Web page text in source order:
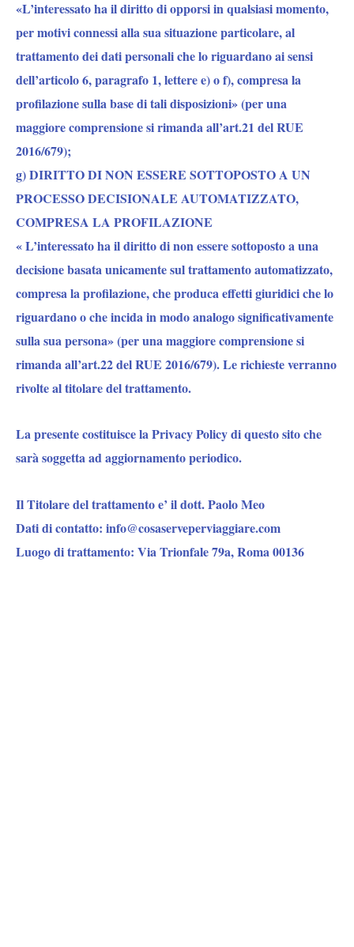
«L’interessato ha il diritto di opporsi in qualsiasi momento,
per motivi connessi alla sua situazione particolare, al
trattamento dei dati personali che lo riguardano ai sensi
dell’articolo 6, paragrafo 1, lettere e) o f), compresa la
profilazione sulla base di tali disposizioni» (per una
maggiore comprensione si rimanda all’art.21 del RUE
2016/679);
g) DIRITTO DI NON ESSERE SOTTOPOSTO A UN
PROCESSO DECISIONALE AUTOMATIZZATO,
COMPRESA LA PROFILAZIONE
« L’interessato ha il diritto di non essere sottoposto a una
decisione basata unicamente sul trattamento automatizzato,
compresa la profilazione, che produca effetti giuridici che lo
riguardano o che incida in modo analogo significativamente
sulla sua persona» (per una maggiore comprensione si
rimanda all’art.22 del RUE 2016/679). Le richieste verranno
rivolte al titolare del trattamento.
La presente costituisce la Privacy Policy di questo sito che
sarà soggetta ad aggiornamento periodico.
Il Titolare del trattamento e’ il dott. Paolo Meo
Dati di contatto: info@cosaserveperviaggiare.com
Luogo di trattamento: Via Trionfale 79a, Roma 00136